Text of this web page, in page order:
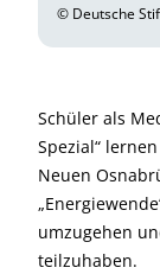
© Deutsche
Schüler als
Spezial“
Neuen
umzugehen
teilzuhaben.